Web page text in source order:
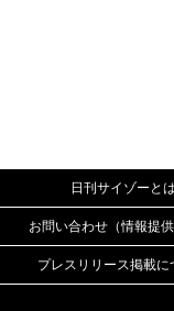
日刊サイゾーとは
お問い合わせ（情報提供
プレスリリース掲載に